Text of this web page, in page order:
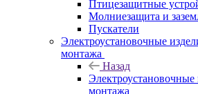
Птицезащитные
Молниезащита и
Пускатели
Электроустановочные
монтажа
Назад
Электроустановочные
монтажа